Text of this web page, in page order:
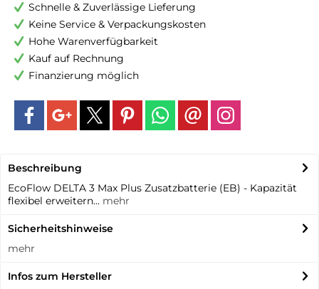
Schnelle & Zuverlässige Lieferung
Keine Service & Verpackungskosten
Hohe Warenverfügbarkeit
Kauf auf Rechnung
Finanzierung möglich
Beschreibung
EcoFlow DELTA 3 Max Plus Zusatzbatterie (EB) - Kapazität
flexibel erweitern... mehr
Sicherheitshinweise
mehr
Infos zum Hersteller